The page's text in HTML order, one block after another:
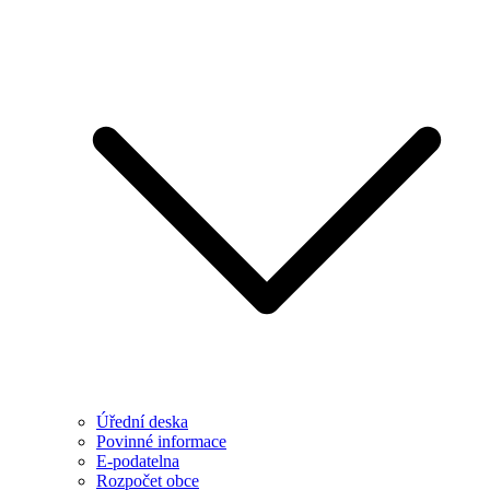
Úřední deska
Povinné informace
E-podatelna
Rozpočet obce